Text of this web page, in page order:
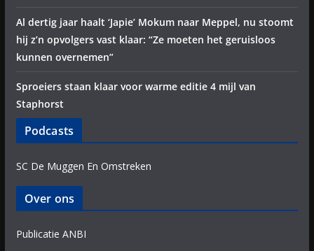
Al dertig jaar haalt ‘Japie’ Mokum naar Meppel, nu stoomt
hij z’n opvolgers vast klaar: “Ze moeten het geruisloos
kunnen overnemen”
Sproeiers staan klaar voor warme editie 4 mijl van
Staphorst
Podcasts
SC De Muggen En Omstreken
Over ons
Publicatie ANBI